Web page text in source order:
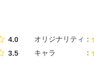
4.0 オリジナリティ
3.5 キャラ